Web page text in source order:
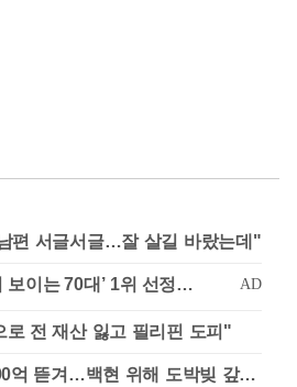
편 서글서글…잘 살길 바랐는데"
로 전 재산 잃고 필리핀 도피"
차가원 "MC몽에 400억 뜯겨…백현 위해 도박빚 갚아줘"